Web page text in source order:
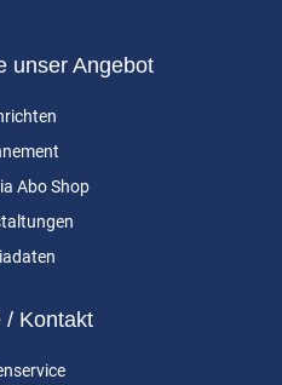
unser Angebot
Abo Shop
/ Kontakt